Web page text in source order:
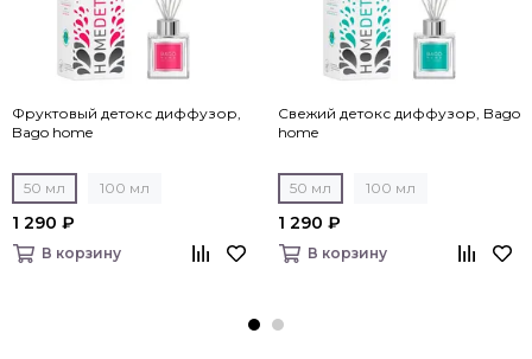
Фруктовый детокс диффузор,
Bago home
50 мл 100 мл
1 290 ₽
В корзину
Свежий детокс диффузор, Bago
home
50 мл 100 мл
1 290 ₽
В корзину